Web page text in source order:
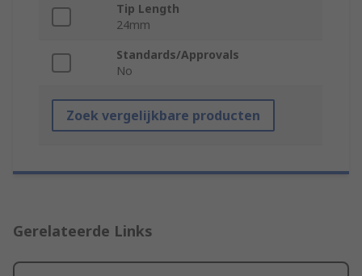
Tip Length
24mm
Standards/Approvals
No
Zoek vergelijkbare producten
Gerelateerde Links